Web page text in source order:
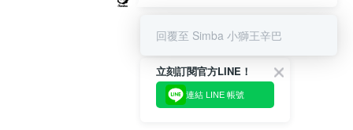
立刻訂閱官方LINE！
連結 LINE 帳號
回覆至 Simba 小獅王辛巴